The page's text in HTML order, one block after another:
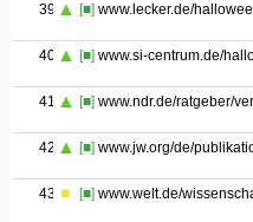
39 [■] www.lecker.de/
40 [■] www.si-centrum.de/
41 [■] www.ndr.de/ratgeber/
42 [■] www.jw.org/de/
43 [■] www.welt.de/